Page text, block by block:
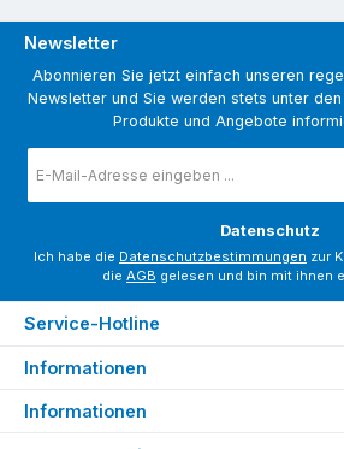
Newsletter
Abonnieren Sie jetzt einfach unseren
Newsletter und Sie werden stets unter
Produkte und Angebote
Mail-
Adresse
Datenschutz
Ich habe die Datenschutzbestimmungen zur
die AGB gelesen und bin mit ihnen
Service-Hotline
Informationen
Informationen